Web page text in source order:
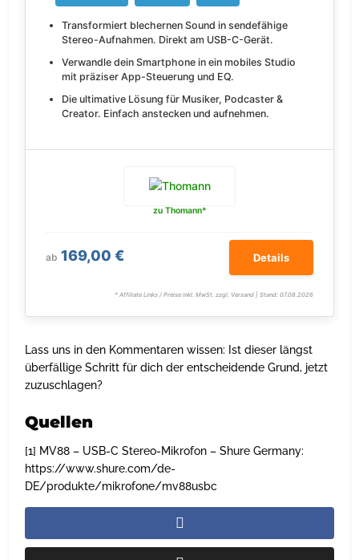
Transformiert blechernen Sound in sendefähige
Stereo-Aufnahmen. Direkt am USB-C-Gerät.
Verwandle dein Smartphone in ein mobiles Studio
mit präziser App-Steuerung und EQ.
Die ultimative Lösung für Musiker, Podcaster &
Creator. Einfach anstecken und aufnehmen.
zu Thomann*
ab 169,00 € Details
* Affiliate Links / Preise inkl. MwSt. zzgl. Versand | Stand: 07.08.2026
Lass uns in den Kommentaren wissen: Ist dieser längst
überfällige Schritt für dich der entscheidende Grund, jetzt
zuzuschlagen?
Quellen
[1] MV88 – USB-C Stereo-Mikrofon – Shure Germany:
https://www.shure.com/de-
DE/produkte/mikrofone/mv88usbc